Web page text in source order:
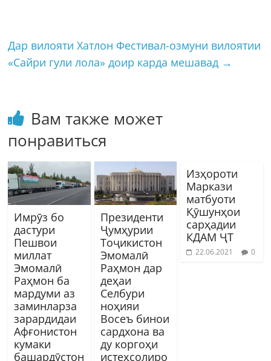
Дар вилояти Хатлон Фестивал-озмуни вилоятии
«Сайри гули лола» доир карда мешавад →
Вам также может
понравиться
Имрӯз бо
дастури
Пешвои
миллат
Эмомалӣ
Раҳмон ба
мардуми аз
заминларза
зарардидаи
Афғонистон
кумаки
башардӯстон
Президенти
Ҷумҳурии
Тоҷикистон
Эмомалӣ
Раҳмон дар
деҳаи
Селбури
ноҳияи
Восеъ бинои
сардхона ва
ду коргоҳи
истеҳсолиро
Изҳороти
Маркази
матбуоти
Қӯшунҳои
сарҳадии
КДАМ ҶТ
22.06.2021 0